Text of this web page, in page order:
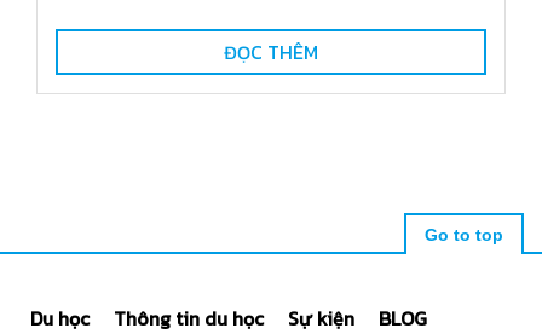
ĐỌC THÊM
Go to top
Du học Thông tin du học Sự kiện
BLOG